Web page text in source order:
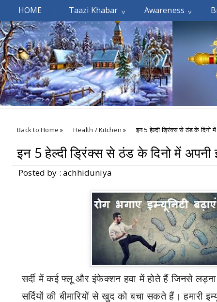
HOME Taazi Khabar Awareness
Welcomes You.....
Back to Home » Health / Kitchen » इन 5 हेल्दी ड्रिंक्स से ठंड के दिनो
इन 5 हेल्दी ड्रिंक्स से ठंड के दिनो में अपनी
Posted by : achhiduniya
सर्दी में कई फ्लू और इंफेक्शन हवा में होते हैं जिनसे
सर्दियों की बीमारियों से खुद को बचा सकते हैं। हमारी